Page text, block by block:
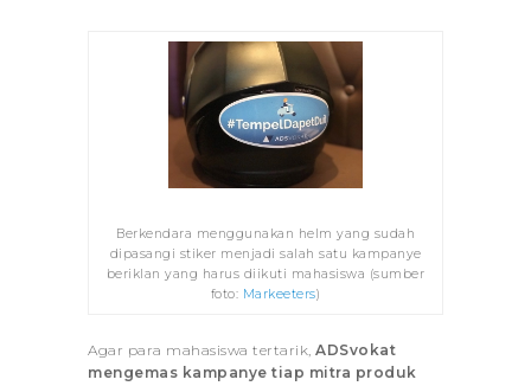
Berkendara menggunakan helm yang sudah
dipasangi stiker menjadi salah satu kampanye
beriklan yang harus diikuti mahasiswa (sumber
foto: Markeeters)
Agar para mahasiswa tertarik, ADSvokat
mengemas kampanye tiap mitra produk